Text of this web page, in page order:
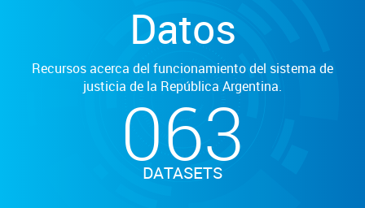
Datos
Recursos acerca del funcionamiento del sistema de
justicia de la República Argentina.
063
DATASETS